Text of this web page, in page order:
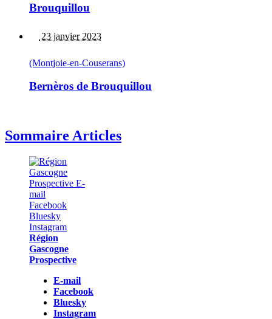
Brouquillou
23 janvier 2023
(Montjoie-en-Couserans)
Bernèros de Brouquillou
Sommaire Articles
Région
Gascogne
Prospective
E-mail
Facebook
Bluesky
Instagram